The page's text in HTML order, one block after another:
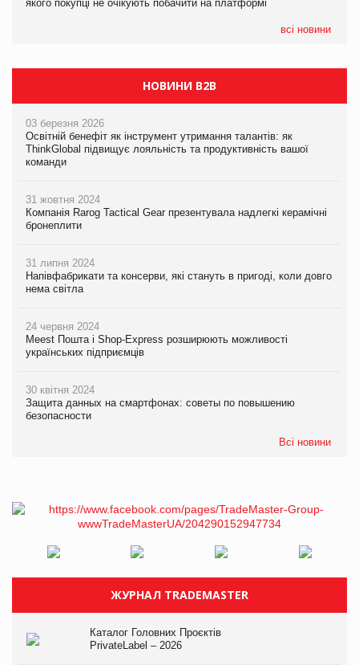
якого покупці не очікують побачити на платформі
всі новини
якого покупці не очікують побачити на платформі
НОВИНИ B2B
03 березня 2026
Освітній бенефіт як інструмент утримання талантів: як
ThinkGlobal підвищує лояльність та продуктивність вашої
команди
31 жовтня 2024
Компанія Rarog Tactical Gear презентувала надлегкі керамічні
бронеплити
31 липня 2024
Напівфабрикати та консерви, які стануть в пригоді, коли довго
нема світла
24 червня 2024
Meest Пошта і Shop-Express розширюють можливості
українських підприємців
30 квітня 2024
Защита данных на смартфонах: советы по повышению
безопасности
Всі новини
ЖУРНАЛ TRADEMASTER
Каталог Головних Проєктів
PrivateLabel – 2026